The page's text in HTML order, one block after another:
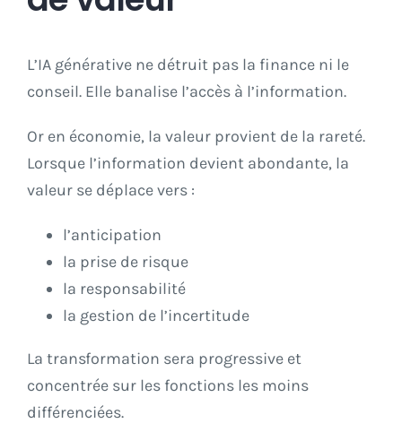
L’IA générative ne détruit pas la finance ni le
conseil. Elle banalise l’accès à l’information.
Or en économie, la valeur provient de la rareté.
Lorsque l’information devient abondante, la
valeur se déplace vers :
l’anticipation
la prise de risque
la responsabilité
la gestion de l’incertitude
La transformation sera progressive et
concentrée sur les fonctions les moins
différenciées.